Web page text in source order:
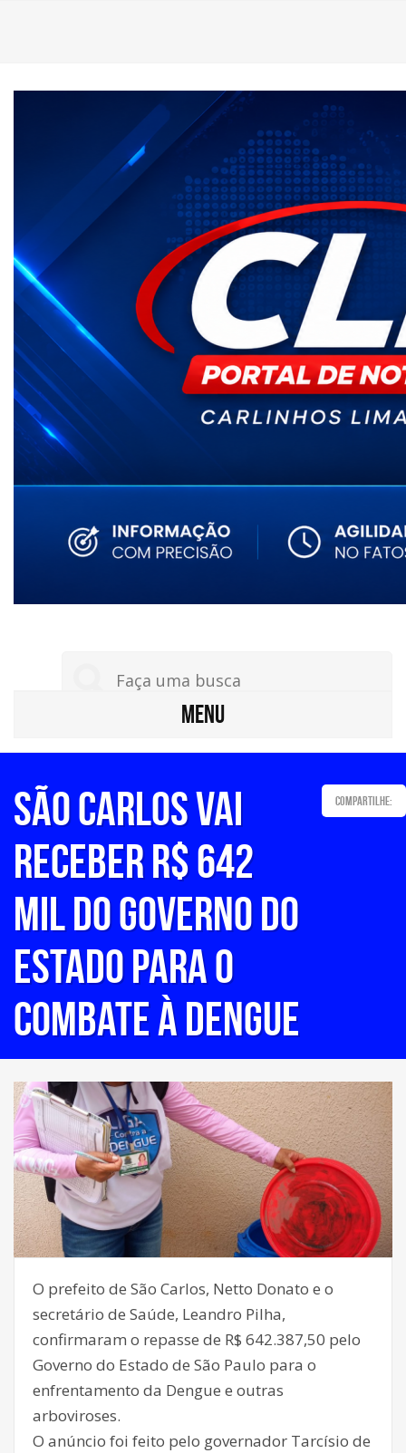
MENU
SÃO CARLOS VAI
RECEBER R$ 642
MIL DO GOVERNO DO
ESTADO PARA O
COMBATE À DENGUE
Compartilhe:
O prefeito de São Carlos, Netto Donato e o
secretário de Saúde, Leandro Pilha,
confirmaram o repasse de R$ 642.387,50 pelo
Governo do Estado de São Paulo para o
enfrentamento da Dengue e outras
arboviroses.
O anúncio foi feito pelo governador Tarcísio de